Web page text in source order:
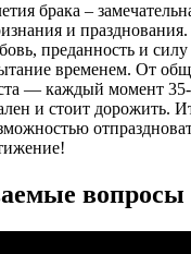
брака –
и
преданность и
временем. От
— каждый момент 35-
и стоит дорожить.
вопросы